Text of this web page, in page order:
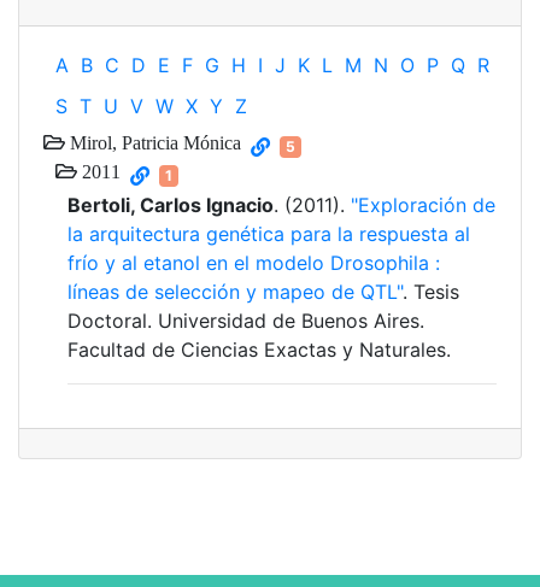
A B C D E F G H I J K L M N O P Q R
S T U V W X Y Z
Mirol, Patricia Mónica 5
2011 1
Bertoli, Carlos Ignacio. (2011). "Exploración de
la arquitectura genética para la respuesta al
frío y al etanol en el modelo Drosophila :
líneas de selección y mapeo de QTL". Tesis
Doctoral. Universidad de Buenos Aires.
Facultad de Ciencias Exactas y Naturales.